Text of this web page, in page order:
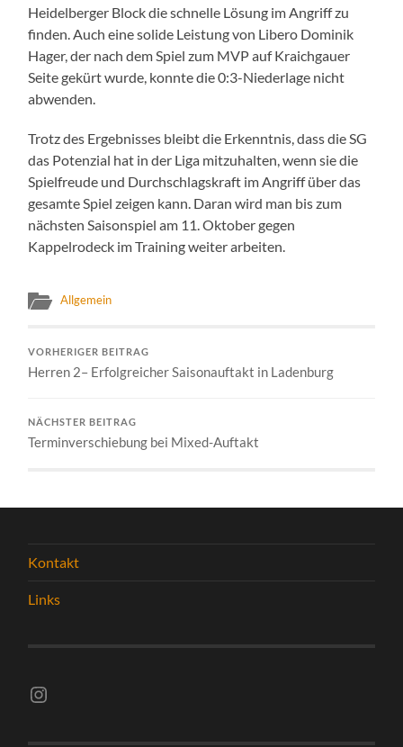
Heidelberger Block die schnelle Lösung im Angriff zu
finden. Auch eine solide Leistung von Libero Dominik
Hager, der nach dem Spiel zum MVP auf Kraichgauer
Seite gekürt wurde, konnte die 0:3-Niederlage nicht
abwenden.
Trotz des Ergebnisses bleibt die Erkenntnis, dass die SG
das Potenzial hat in der Liga mitzuhalten, wenn sie die
Spielfreude und Durchschlagskraft im Angriff über das
gesamte Spiel zeigen kann. Daran wird man bis zum
nächsten Saisonspiel am 11. Oktober gegen
Kappelrodeck im Training weiter arbeiten.
Allgemein
VORHERIGER BEITRAG
Herren 2– Erfolgreicher Saisonauftakt in Ladenburg
NÄCHSTER BEITRAG
Terminverschiebung bei Mixed-Auftakt
Kontakt
Links
Instagram vsghelmstadt.volleyball